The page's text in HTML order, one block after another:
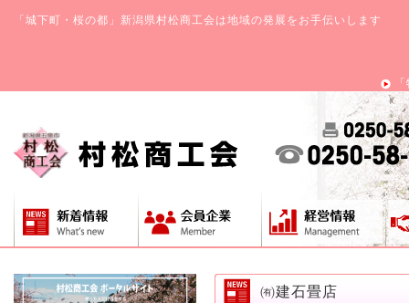
「城下町・桜の都」新潟県村松商工会は地域の発展をお手伝いします
㈲建石畳店